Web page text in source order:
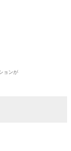
ョンが